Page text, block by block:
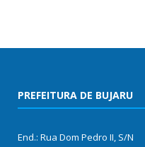
PREFEITURA DE BUJARU
End.: Rua Dom Pedro II, S/N